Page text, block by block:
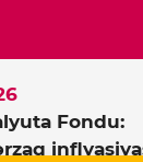
Fondu: